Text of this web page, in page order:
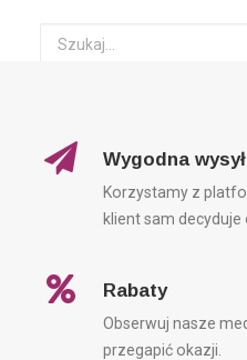
DZIEŃ OJCA
OHME
PRACOWNIA OPTYCZNA EYES69
Wygodna
Korzystamy z
klient sam
Rabaty
Obserwuj nasze
przegapić okazji.